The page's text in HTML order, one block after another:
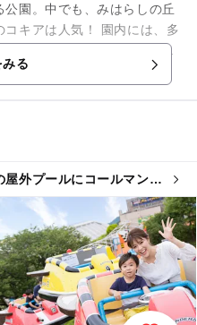
園。中でも、みはらしの丘
キアは人気！ 園内には、多
ーガーデン（遊園地）や林
る
屋外プールにコールマンの